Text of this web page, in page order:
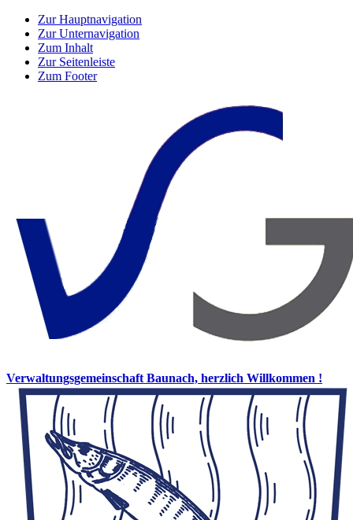
Zur Hauptnavigation
Zur Unternavigation
Zum Inhalt
Zur Seitenleiste
Zum Footer
Verwaltungsgemeinschaft Baunach, herzlich Willkommen !